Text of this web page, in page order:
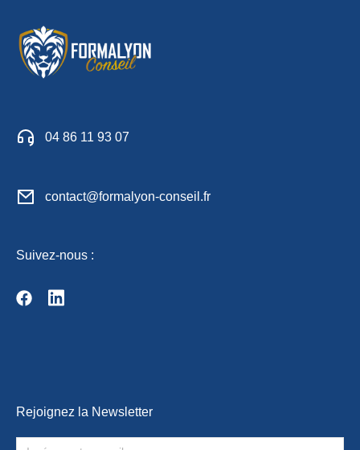
04 86 11 93 07
contact@formalyon-conseil.fr
Suivez-nous :
Rejoignez la Newsletter